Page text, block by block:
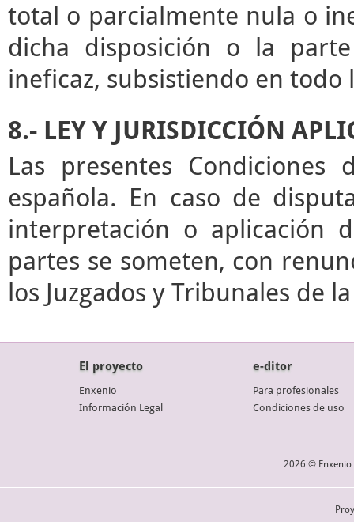
total o parcialmente nula o
dicha disposición o la
ineficaz, subsistiendo en todo
8.- LEY Y JURISDICCIÓN
Las presentes
española. En caso de
interpretación o aplicación
partes se someten, con
los Juzgados y Tribunales de
El proyecto
Enxenio
Información Legal
e-ditor
Para profesionales
Condiciones de uso
2026 © Enxenio